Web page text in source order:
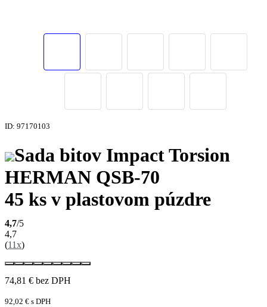
ID: 97170103
Sada bitov Impact Torsion
HERMAN QSB-70
45 ks v plastovom púzdre
4,7/5
4,7
(11x)
74,81 € bez DPH
92,02 € s DPH